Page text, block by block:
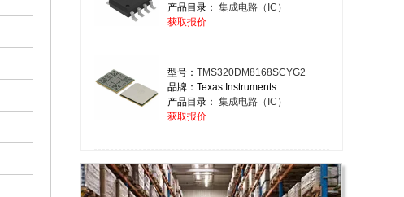
产品目录： 集成电路（IC）
获取报价
型号： TMS320DM8168SCYG2
品牌：Texas Instruments
产品目录： 集成电路（IC）
获取报价